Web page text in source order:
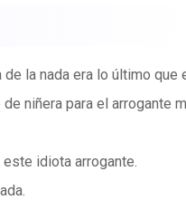
la nada era lo último que
niñera para el
idiota arrogante.